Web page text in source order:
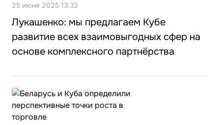
25 июня 2025 13:33
Лукашенко: мы предлагаем Кубе
развитие всех взаимовыгодных сфер на
основе комплексного партнёрства